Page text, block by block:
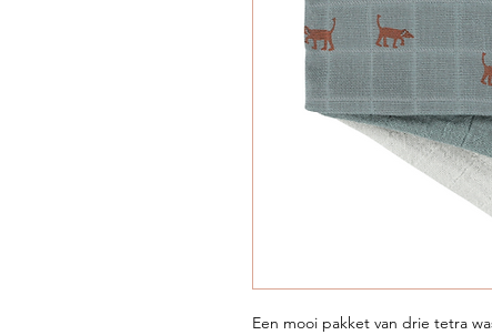
Een mooi pakket van drie tetra